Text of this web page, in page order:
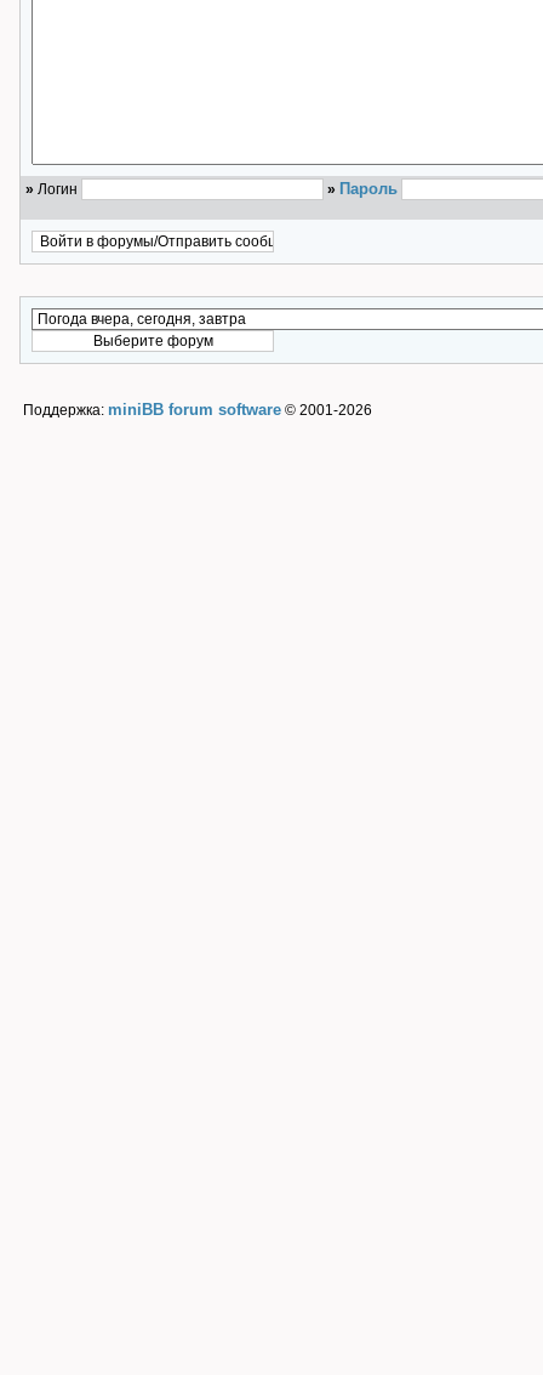
» Логин » Пароль
Поддержка: miniBB forum software © 2001-2026